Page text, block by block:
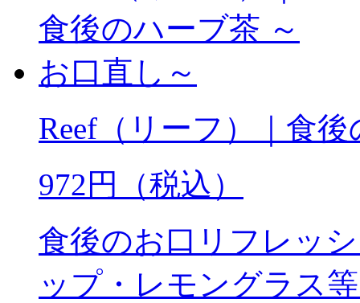
Reef（リーフ）｜食
972円（税込）
食後のお口リフレッ
ップ・レモングラス